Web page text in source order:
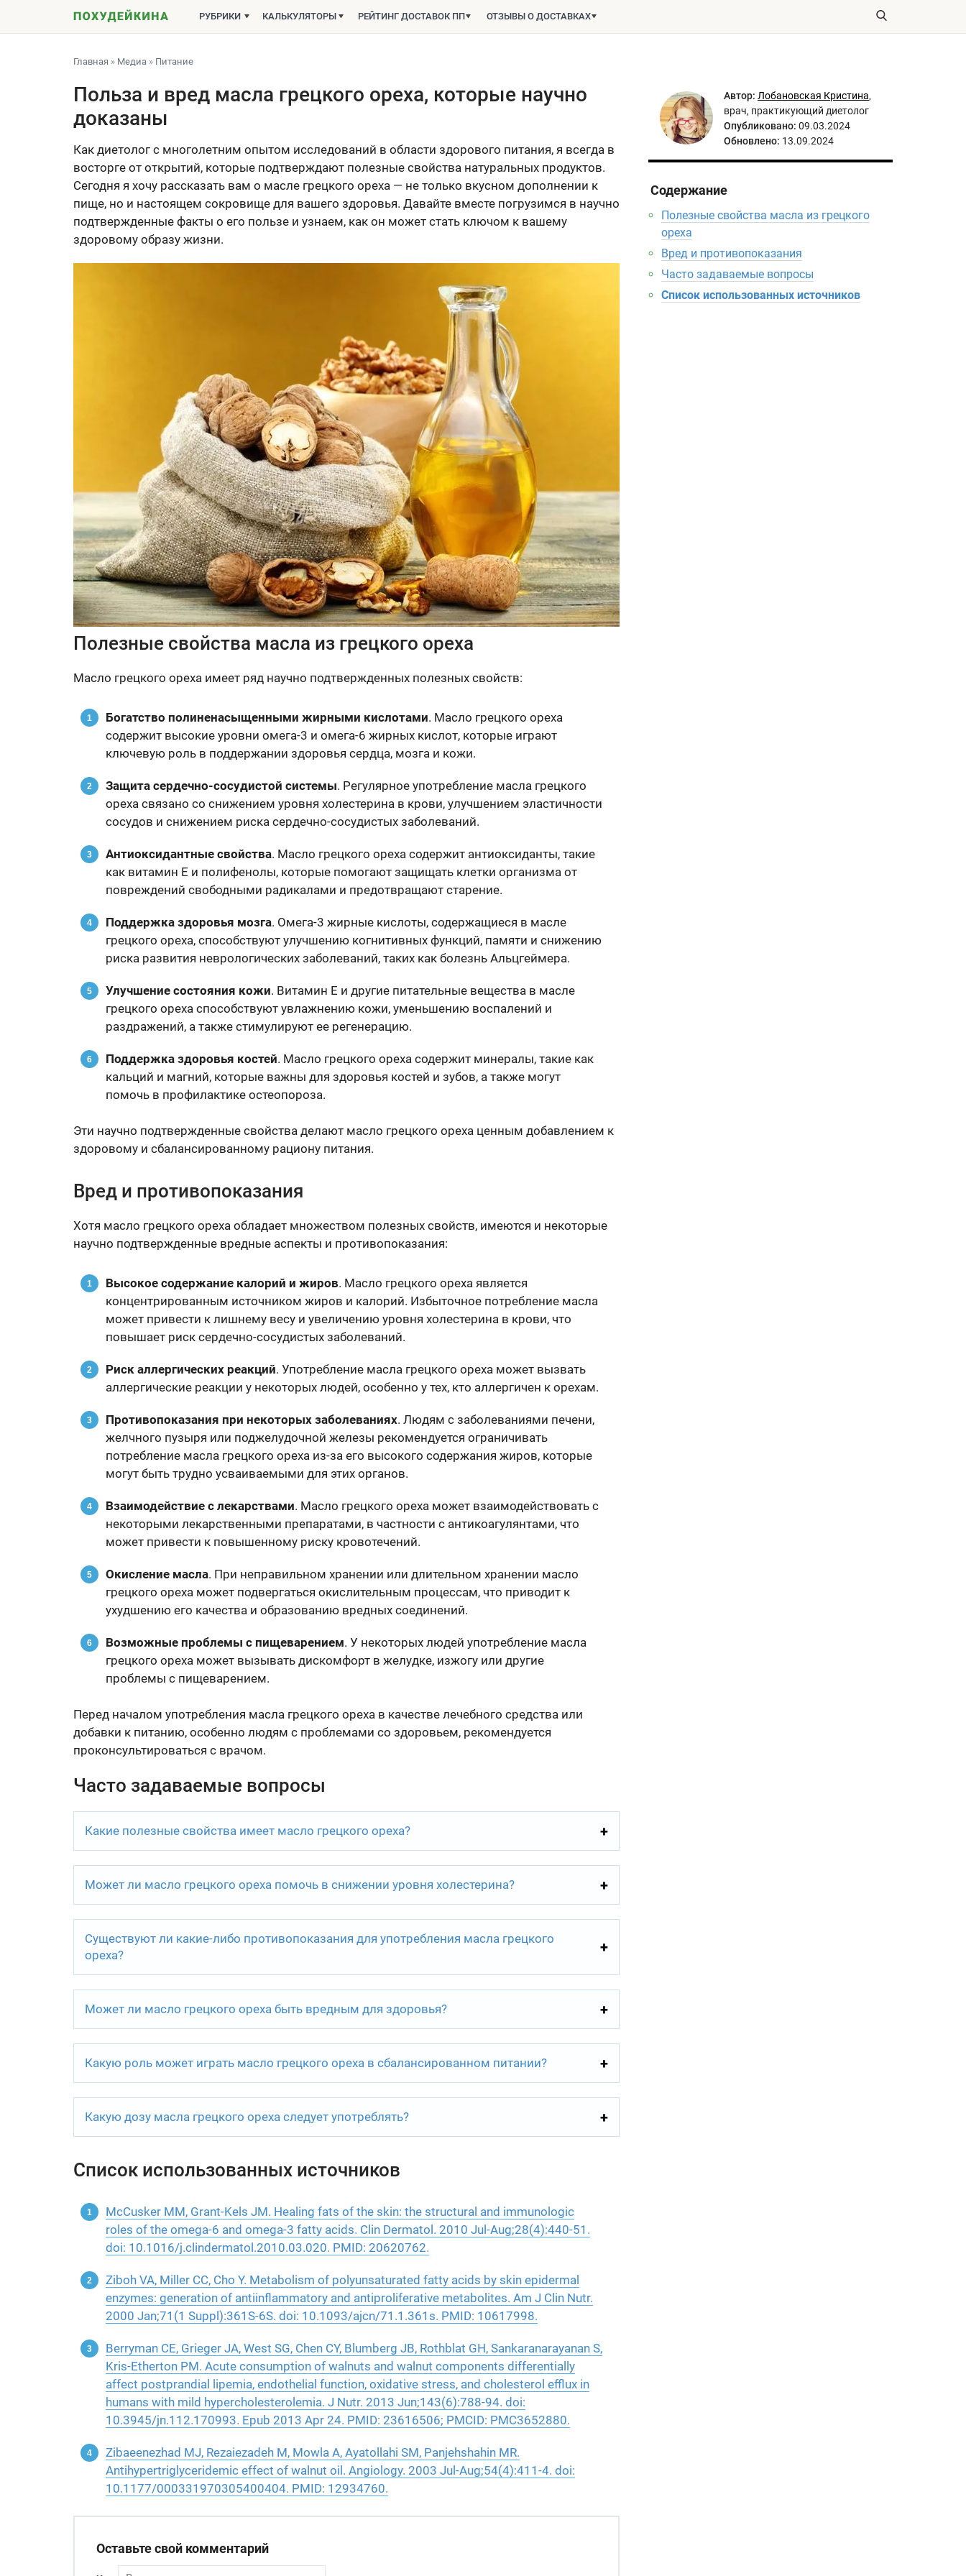
РУБРИКИ КАЛЬКУЛЯТОРЫ РЕЙТИНГ ДОСТАВОК ПП ОТЗЫВЫ О ДОСТАВКАХ
Главная » Медиа » Питание
Польза и вред масла грецкого ореха, которые научно
доказаны
Как диетолог с многолетним опытом исследований в области здорового питания, я всегда в
восторге от открытий, которые подтверждают полезные свойства натуральных продуктов.
Сегодня я хочу рассказать вам о масле грецкого ореха — не только вкусном дополнении к
пище, но и настоящем сокровище для вашего здоровья. Давайте вместе погрузимся в научно
подтвержденные факты о его пользе и узнаем, как он может стать ключом к вашему
здоровому образу жизни.
Полезные свойства масла из грецкого ореха
Масло грецкого ореха имеет ряд научно подтвержденных полезных свойств:
Богатство полиненасыщенными жирными кислотами. Масло грецкого ореха
содержит высокие уровни омега-3 и омега-6 жирных кислот, которые играют
ключевую роль в поддержании здоровья сердца, мозга и кожи.
Защита сердечно-сосудистой системы. Регулярное употребление масла грецкого
ореха связано со снижением уровня холестерина в крови, улучшением эластичности
сосудов и снижением риска сердечно-сосудистых заболеваний.
Антиоксидантные свойства. Масло грецкого ореха содержит антиоксиданты, такие
как витамин Е и полифенолы, которые помогают защищать клетки организма от
повреждений свободными радикалами и предотвращают старение.
Поддержка здоровья мозга. Омега-3 жирные кислоты, содержащиеся в масле
грецкого ореха, способствуют улучшению когнитивных функций, памяти и снижению
риска развития неврологических заболеваний, таких как болезнь Альцгеймера.
Улучшение состояния кожи. Витамин E и другие питательные вещества в масле
грецкого ореха способствуют увлажнению кожи, уменьшению воспалений и
раздражений, а также стимулируют ее регенерацию.
Поддержка здоровья костей. Масло грецкого ореха содержит минералы, такие как
кальций и магний, которые важны для здоровья костей и зубов, а также могут
помочь в профилактике остеопороза.
Эти научно подтвержденные свойства делают масло грецкого ореха ценным добавлением к
здоровому и сбалансированному рациону питания.
Вред и противопоказания
Хотя масло грецкого ореха обладает множеством полезных свойств, имеются и некоторые
научно подтвержденные вредные аспекты и противопоказания:
Высокое содержание калорий и жиров. Масло грецкого ореха является
концентрированным источником жиров и калорий. Избыточное потребление масла
может привести к лишнему весу и увеличению уровня холестерина в крови, что
повышает риск сердечно-сосудистых заболеваний.
Риск аллергических реакций. Употребление масла грецкого ореха может вызвать
аллергические реакции у некоторых людей, особенно у тех, кто аллергичен к орехам.
Противопоказания при некоторых заболеваниях. Людям с заболеваниями печени,
желчного пузыря или поджелудочной железы рекомендуется ограничивать
потребление масла грецкого ореха из-за его высокого содержания жиров, которые
могут быть трудно усваиваемыми для этих органов.
Взаимодействие с лекарствами. Масло грецкого ореха может взаимодействовать с
некоторыми лекарственными препаратами, в частности с антикоагулянтами, что
может привести к повышенному риску кровотечений.
Окисление масла. При неправильном хранении или длительном хранении масло
грецкого ореха может подвергаться окислительным процессам, что приводит к
ухудшению его качества и образованию вредных соединений.
Возможные проблемы с пищеварением. У некоторых людей употребление масла
грецкого ореха может вызывать дискомфорт в желудке, изжогу или другие
проблемы с пищеварением.
Перед началом употребления масла грецкого ореха в качестве лечебного средства или
добавки к питанию, особенно людям с проблемами со здоровьем, рекомендуется
проконсультироваться с врачом.
Часто задаваемые вопросы
Какие полезные свойства имеет масло грецкого ореха?
Может ли масло грецкого ореха помочь в снижении уровня холестерина?
Существуют ли какие-либо противопоказания для употребления масла грецкого
ореха?
Может ли масло грецкого ореха быть вредным для здоровья?
Какую роль может играть масло грецкого ореха в сбалансированном питании?
Какую дозу масла грецкого ореха следует употреблять?
Список использованных источников
McCusker MM, Grant-Kels JM. Healing fats of the skin: the structural and immunologic
roles of the omega-6 and omega-3 fatty acids. Clin Dermatol. 2010 Jul-Aug;28(4):440-51.
doi: 10.1016/j.clindermatol.2010.03.020. PMID: 20620762.
Ziboh VA, Miller CC, Cho Y. Metabolism of polyunsaturated fatty acids by skin epidermal
enzymes: generation of antiinflammatory and antiproliferative metabolites. Am J Clin Nutr.
2000 Jan;71(1 Suppl):361S-6S. doi: 10.1093/ajcn/71.1.361s. PMID: 10617998.
Berryman CE, Grieger JA, West SG, Chen CY, Blumberg JB, Rothblat GH, Sankaranarayanan S,
Kris-Etherton PM. Acute consumption of walnuts and walnut components differentially
affect postprandial lipemia, endothelial function, oxidative stress, and cholesterol efflux in
humans with mild hypercholesterolemia. J Nutr. 2013 Jun;143(6):788-94. doi:
10.3945/jn.112.170993. Epub 2013 Apr 24. PMID: 23616506; PMCID: PMC3652880.
Zibaeenezhad MJ, Rezaiezadeh M, Mowla A, Ayatollahi SM, Panjehshahin MR.
Antihypertriglyceridemic effect of walnut oil. Angiology. 2003 Jul-Aug;54(4):411-4. doi:
10.1177/000331970305400404. PMID: 12934760.
Оставьте свой комментарий
Автор: Лобановская Кристина,
врач, практикующий диетолог
Опубликовано: 09.03.2024
Обновлено: 13.09.2024
Содержание
Полезные свойства масла из грецкого
ореха
Вред и противопоказания
Часто задаваемые вопросы
Список использованных источников